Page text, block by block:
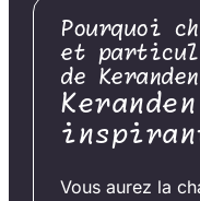
Pourquoi
et
de
Vous aurez la